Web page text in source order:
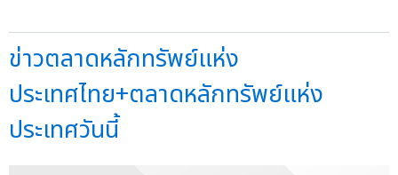
ข่าวตลาดหลักทรัพย์แห่ง
ประเทศไทย+ตลาดหลักทรัพย์แห่ง
ประเทศวันนี้